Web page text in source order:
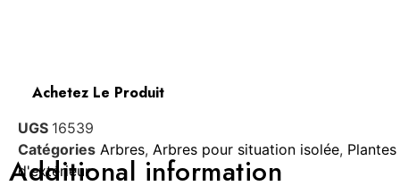
Achetez Le Produit
UGS 16539
Catégories Arbres, Arbres pour situation isolée, Plantes
d'extérieur
Additional information